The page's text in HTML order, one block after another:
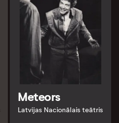
Meteors
Latvijas Nacionālais teātris